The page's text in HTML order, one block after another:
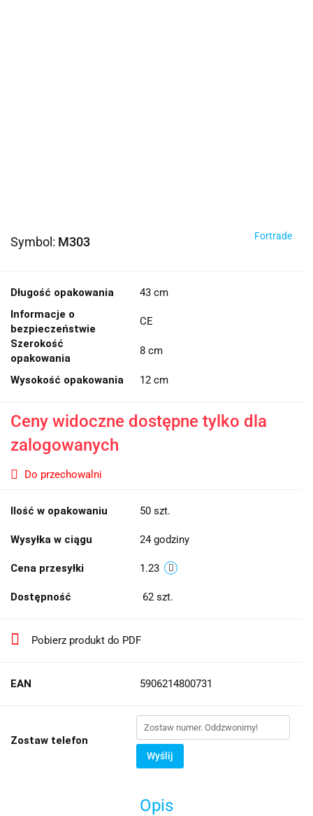
Symbol: M303 Fortrade
Długość opakowania
43 cm
Informacje o
bezpieczeństwie
CE
Szerokość
opakowania
8 cm
Wysokość opakowania 12 cm
Ceny widoczne dostępne tylko dla
zalogowanych
Do przechowalni
Ilość w opakowaniu 50 szt.
Wysyłka w ciągu 24 godziny
Cena przesyłki 1.23
Dostępność 62 szt.
Pobierz produkt do PDF
EAN 5906214800731
Zostaw telefon
Wyślij
Opis